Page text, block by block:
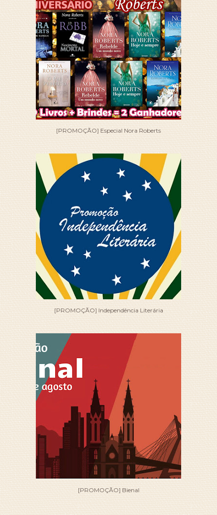
[PROMOÇÃO] Especial Nora Roberts
[PROMOÇÃO] Independência Literária
[PROMOÇÃO] Bienal